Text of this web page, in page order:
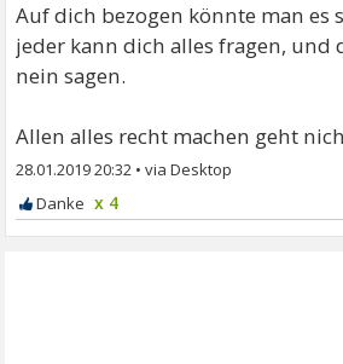
Auf dich bezogen könnte man es
jeder kann dich alles fragen, und
nein sagen.
Allen alles recht machen geht
28.01.2019 20:32 •
x 4